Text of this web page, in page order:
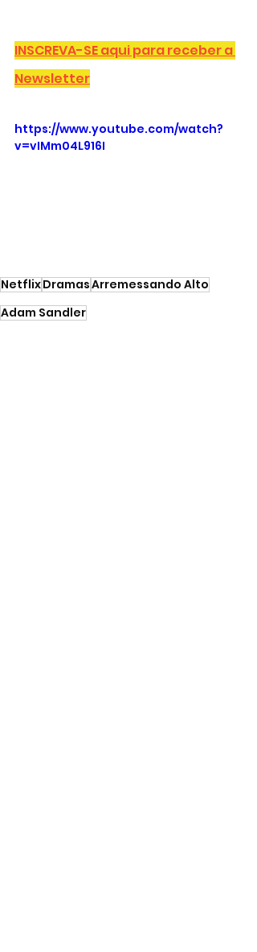
INSCREVA-SE aqui para receber a
Newsletter
https://www.youtube.com/watch?
v=vIMm04L916I
NetflixDramasArremessando Alto
Adam Sandler